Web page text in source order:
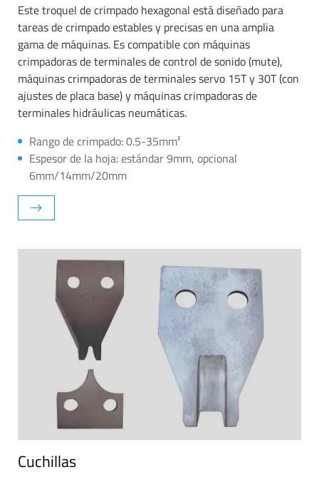
Este troquel de crimpado hexagonal está diseñado para
tareas de crimpado estables y precisas en una amplia
gama de máquinas. Es compatible con máquinas
crimpadoras de terminales de control de sonido (mute),
máquinas crimpadoras de terminales servo 15T y 30T (con
ajustes de placa base) y máquinas crimpadoras de
terminales hidráulicas neumáticas.
Rango de crimpado: 0.5-35mm²
Espesor de la hoja: estándar 9mm, opcional
6mm/14mm/20mm
Cuchillas